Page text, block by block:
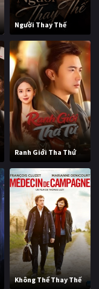
Người Thay Thế
Ranh Giới Tha Thứ
Không Thể Thay Thế